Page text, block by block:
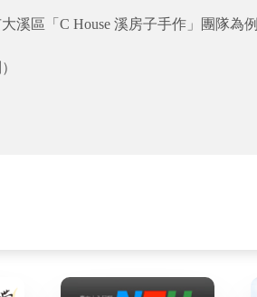
溪區「C House 溪房子手作」團隊為例